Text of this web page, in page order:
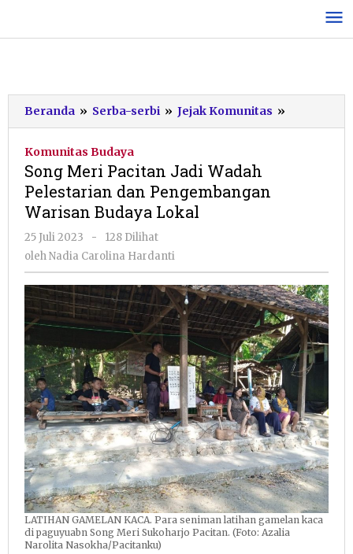
konten
Beranda » Serba-serbi » Jejak Komunitas »
Meri
Lokal
Komunitas Budaya
Song Meri Pacitan Jadi Wadah
Pelestarian dan Pengembangan
Warisan Budaya Lokal
25 Juli 2023
oleh
Nadia
-
128 Dilihat
olehNadia Carolina Hardanti
LATIHAN GAMELAN KACA. Para seniman latihan gamelan kaca
di paguyuabn Song Meri Sukoharjo Pacitan. (Foto: Azalia
Narolita Nasokha/Pacitanku)